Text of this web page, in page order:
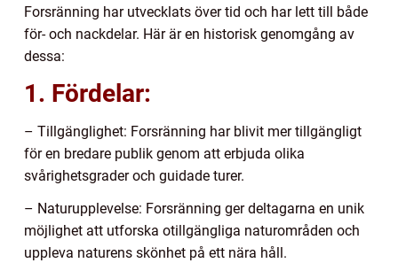
Forsränning har utvecklats över tid och har lett till både
för- och nackdelar. Här är en historisk genomgång av
dessa:
1. Fördelar:
– Tillgänglighet: Forsränning har blivit mer tillgängligt
för en bredare publik genom att erbjuda olika
svårighetsgrader och guidade turer.
– Naturupplevelse: Forsränning ger deltagarna en unik
möjlighet att utforska otillgängliga naturområden och
uppleva naturens skönhet på ett nära håll.